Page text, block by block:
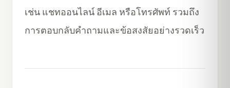
เช่น แชทออนไลน์ อีเมล หรือโทรศัพท์ รวมถึง
การตอบกลับคำถามและข้อสงสัยอย่างรวดเร็ว